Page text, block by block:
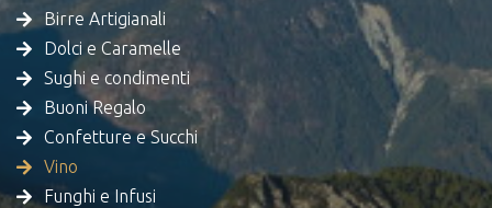
Birre Artigianali
Dolci e Caramelle
Sughi e condimenti
Buoni Regalo
Confetture e Succhi
Vino
Funghi e Infusi